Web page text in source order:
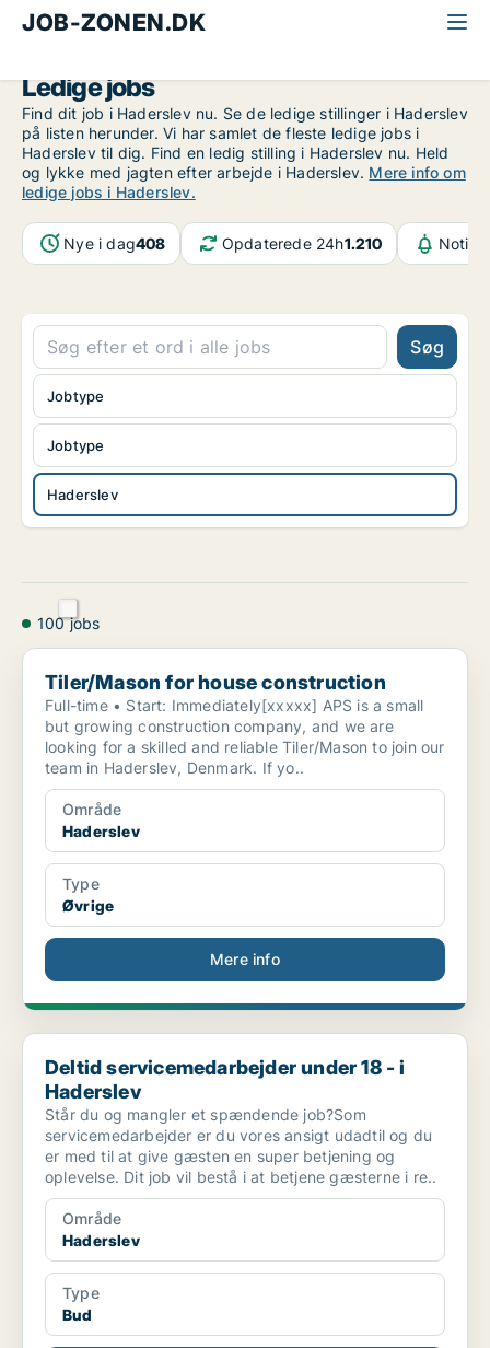
JOB-ZONEN.DK
Ledige jobs
Find dit job i Haderslev nu. Se de ledige stillinger i Haderslev
på listen herunder. Vi har samlet de fleste ledige jobs i
Haderslev til dig. Find en ledig stilling i Haderslev nu. Held
og lykke med jagten efter arbejde i Haderslev. Mere info om
ledige jobs i Haderslev.
Nye i dag408 Opdaterede 24h1.210
Søg
Jobtype
Haderslev
Jobtype
100 jobs
Tiler/Mason for house construction
Tiler/Mason for house construction
Full-time • Start: Immediately[xxxxx] APS is a small
but growing construction company, and we are
looking for a skilled and reliable Tiler/Mason to join our
team in Haderslev, Denmark. If yo..
Område
Haderslev
Type
Øvrige
Mere info
Deltid servicemedarbejder under 18 - i Haderslev
Deltid servicemedarbejder under 18 - i
Haderslev
Står du og mangler et spændende job?Som
servicemedarbejder er du vores ansigt udadtil og du
er med til at give gæsten en super betjening og
oplevelse. Dit job vil bestå i at betjene gæsterne i re..
Område
Haderslev
Type
Bud